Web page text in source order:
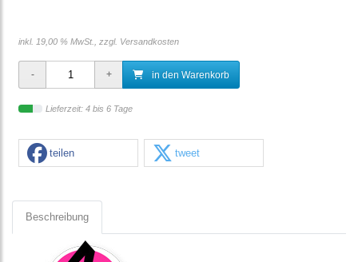
inkl. 19,00 % MwSt., zzgl. Versandkosten
in den Warenkorb
Lieferzeit: 4 bis 6 Tage
teilen tweet
Beschreibung